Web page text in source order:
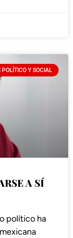
Y SOCIAL
A SÍ
político ha